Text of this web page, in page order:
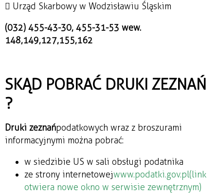
 Urząd Skarbowy w Wodzisławiu Śląskim
(032) 455-43-30, 455-31-53 wew.
148,149,127,155,162
SKĄD POBRAĆ DRUKI ZEZNAŃ
?
Druki zeznańpodatkowych wraz z broszurami
informacyjnymi można pobrać:
w siedzibie US w sali obsługi podatnika
ze strony internetowejwww.podatki.gov.pl(link
otwiera nowe okno w serwisie zewnętrznym)